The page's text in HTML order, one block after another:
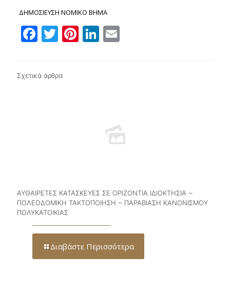
ΔΗΜΟΣΙΕΥΣΗ ΝΟΜΙΚΟ ΒΗΜΑ
Facebook
Twitter
Pinterest
LinkedIn
Email
Σχετικά άρθρα
ΑΥΘΑΙΡΕΤΕΣ ΚΑΤΑΣΚΕΥΕΣ ΣΕ ΟΡΙΖΟΝΤΙΑ ΙΔΙΟΚΤΗΣΙΑ –
ΠΟΛΕΟΔΟΜΙΚΗ ΤΑΚΤΟΠΟΙΗΣΗ – ΠΑΡΑΒΙΑΣΗ ΚΑΝΟΝΙΣΜΟΥ
ΠΟΛΥΚΑΤΟΙΚΙΑΣ
Διαβάστε Περισσότερα